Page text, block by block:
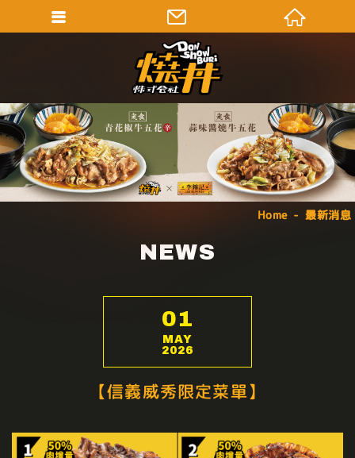
Home 最新消息
NEWS
01
MAY
2026
【信義威秀限定菜單】